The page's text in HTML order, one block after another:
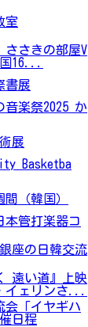
室
ささきの部屋V
16...
書展
音楽祭2025 か
展
Basketba
間（韓国）
本管打楽器コ
座の日韓交流
遠い道』上映
イェリンさ...
会「イヤギハ
日程